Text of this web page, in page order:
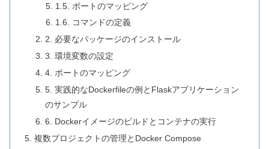
1.5. ポートのマッピング
1.6. コマンドの定義
2. 必要なパッケージのインストール
3. 環境変数の設定
4. ポートのマッピング
5. 実践的なDockerfileの例とFlaskアプリケーション
のサンプル
6. Dockerイメージのビルドとコンテナの実行
複数プロジェクトの管理とDocker Compose